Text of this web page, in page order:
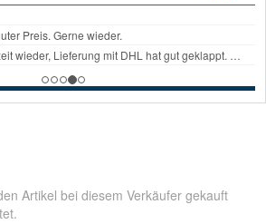
Artikel bei diesem Verkäufer gekauft